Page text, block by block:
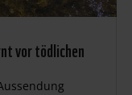
vor tödlichen